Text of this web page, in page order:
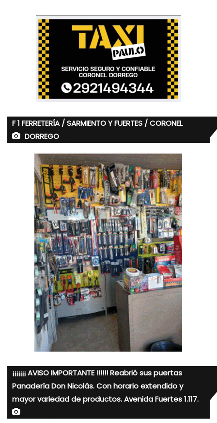
F 1 FERRETERÍA / SARMIENTO Y FUERTES / CORONEL
DORREGO
¡¡¡¡¡¡¡ AVISO IMPORTANTE !!!!!! Reabrió sus puertas
Panadería Don Nicolás. Con horario extendido y
mayor variedad de productos. Avenida Fuertes 1.117.